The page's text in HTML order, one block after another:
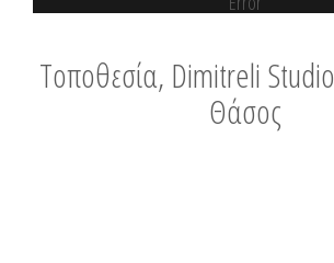
Τοποθεσία, Dimitreli
Θάσος